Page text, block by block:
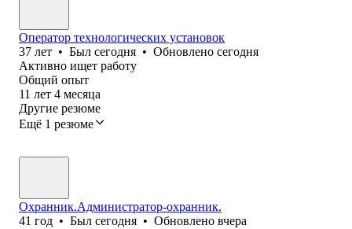
Оператор технологических установок
37 лет • Был сегодня • Обновлено сегодня
Активно ищет работу
Общий опыт
11 лет 4 месяца
Другие резюме
Ещё 1 резюме
Охранник.Администратор-охранник.
41 год • Был сегодня • Обновлено вчера